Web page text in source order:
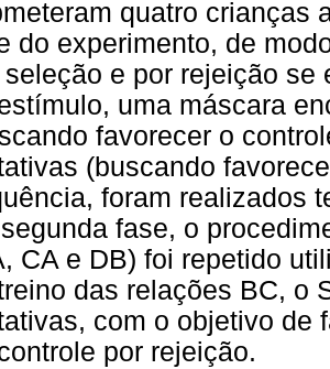
quatro crianças
do experimento, de
seleção e por rejeição
uma máscara
favorecer o
(buscando
foram realizados
fase, o
CA e DB) foi repetido
das relações BC, o
com o objetivo de
por rejeição.